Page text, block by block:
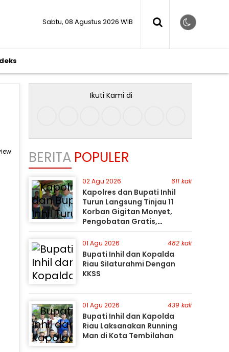
Sabtu, 08 Agustus 2026 WIB
Ikuti Kami di
BERITA POPULER
02 Agu 2026 611 kali
Kapolres dan Bupati Inhil
Turun Langsung Tinjau 11
Korban Gigitan Monyet,
Pengobatan Gratis,
Perburuan Terus Berlanjut
01 Agu 2026 482 kali
Bupati Inhil dan Kopalda
Riau Silaturahmi Dengan
KKSS
01 Agu 2026 439 kali
Bupati Inhil dan Kapolda
Riau Laksanakan Running
Man di Kota Tembilahan